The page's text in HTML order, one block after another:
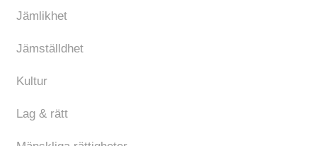
Jämlikhet
Jämställdhet
Kultur
Lag & rätt